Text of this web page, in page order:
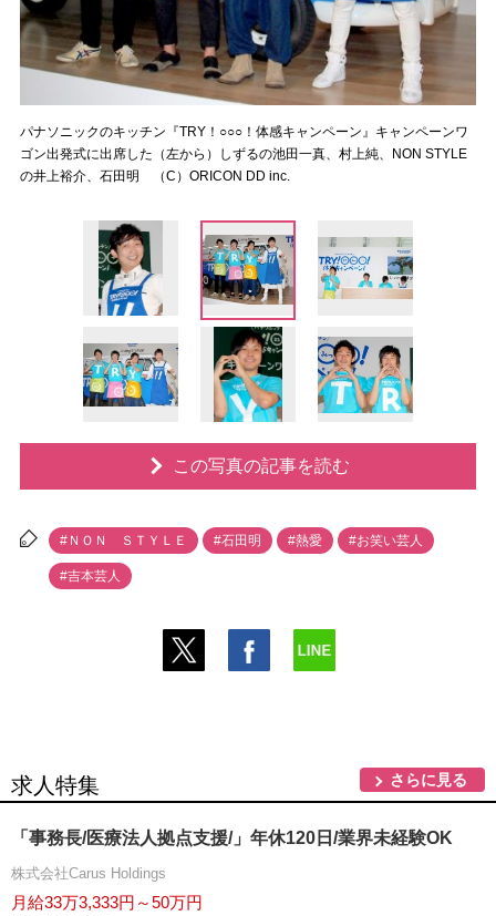
パナソニックのキッチン『TRY！○○○！体感キャンペーン』キャンペーンワ
ゴン出発式に出席した（左から）しずるの池田一真、村上純、NON STYLE
の井上裕介、石田明 （C）ORICON DD inc.
この写真の記事を読む
#ＮＯＮ ＳＴＹＬＥ #石田明 #熱愛 #お笑い芸人
#吉本芸人
求人特集 さらに見る
「事務長/医療法人拠点支援/」年休120日/業界未経験OK
株式会社Carus Holdings
月給33万3,333円～50万円